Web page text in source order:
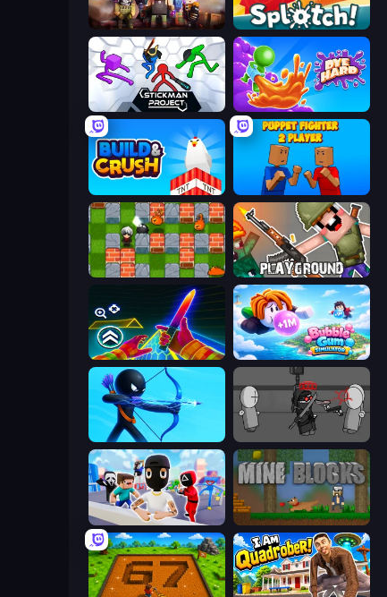
Simple Sandbox 3 Splotch!
Stickman Project Dye Hard
Build and Crush Puppet Fighter 2 Player
Bomber Friends Playground
Surf GO Parkour Bubble Gum Simulator
Archers Random Madness Project Nexus
Mine Blocks